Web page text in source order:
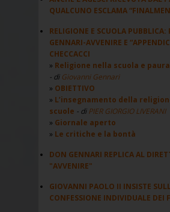
QUALCUNO ESCLAMA
RELIGIONE E SCUOLA PUBBLICA:
GENNARI-AVVENIRE E
CHECCACCI
Religione nella scuola e
- di Giovanni Gennari
OBIETTIVO
L’insegnamento della
scuole - diPIER GIORGIO LIVERANI
Giornale aperto
Le critiche e la bontà
DON GENNARI REPLICA AL
"AVVENIRE"
GIOVANNI PAOLO II INSISTE
CONFESSIONE INDIVIDUALE DEI